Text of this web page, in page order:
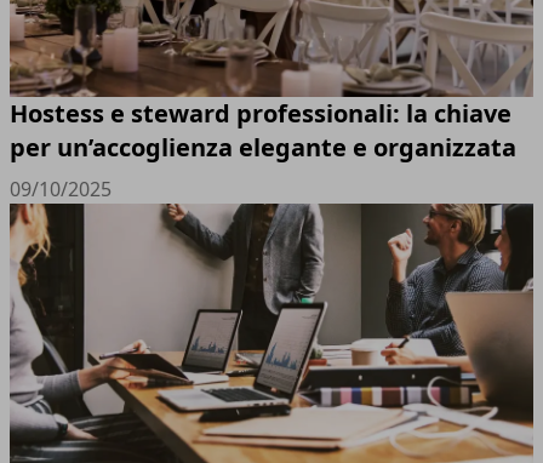
Hostess e steward professionali: la chiave
per un’accoglienza elegante e organizzata
09/10/2025